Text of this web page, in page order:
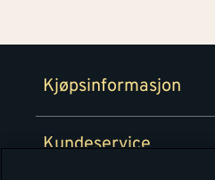
Kjøpsinformasjon
Retur- og
Kundeservice
Personvern